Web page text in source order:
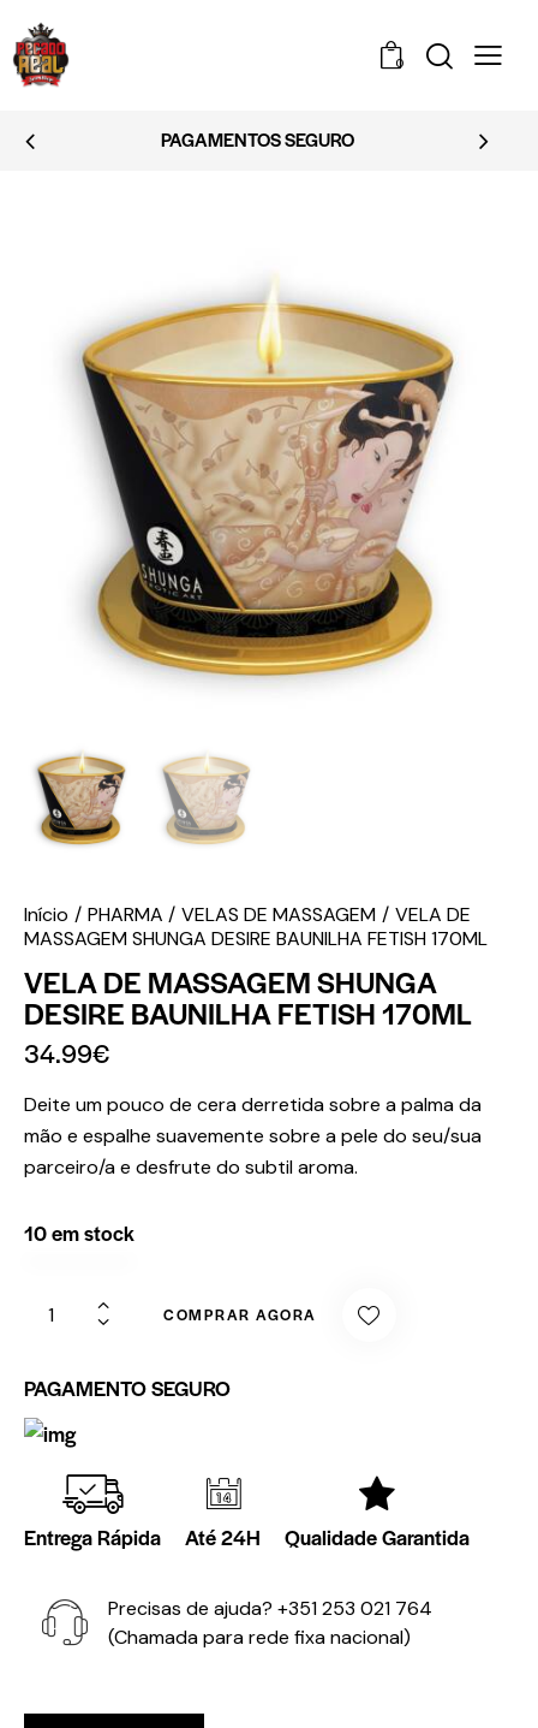
0
EMBALAGEM DISCRETA
Início PHARMA VELAS DE MASSAGEM
VELA DE
MASSAGEM SHUNGA DESIRE BAUNILHA FETISH 170ML
VELA DE MASSAGEM SHUNGA
DESIRE BAUNILHA FETISH 170ML
34.99€
Deite um pouco de cera derretida sobre a palma da
mão e espalhe suavemente sobre a pele do seu/sua
parceiro/a e desfrute do subtil aroma.
10 em stock
COMPRAR AGORA
PAGAMENTO SEGURO
Entrega Rápida Até 24H Qualidade Garantida
Precisas de ajuda? +351 253 021 764
(Chamada para rede fixa nacional)